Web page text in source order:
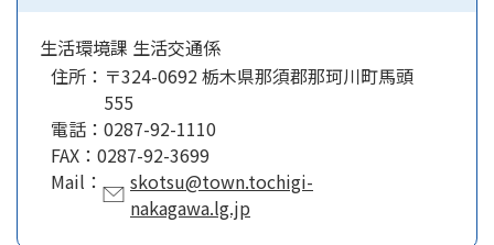
生活環境課 生活交通係
住所： 〒324-0692 栃木県那須郡那珂川町馬頭
555
電話： 0287-92-1110
FAX： 0287-92-3699
Mail：
skotsu@town.tochigi-
nakagawa.lg.jp